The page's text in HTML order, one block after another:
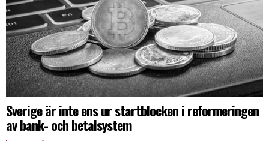
Sverige är inte ens ur startblocken i reformeringen
av bank- och betalsystem